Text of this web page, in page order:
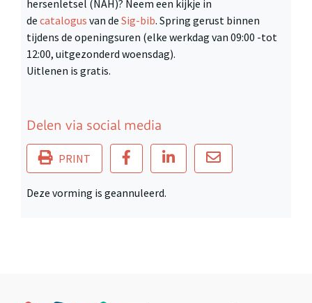
hersenletsel (NAH)? Neem een kijkje in
de catalogus van de Sig-bib. Spring gerust binnen
tijdens de openingsuren (elke werkdag van 09:00 -tot
12:00, uitgezonderd woensdag).
Uitlenen is gratis.
Delen via social media
PRINT
Deze vorming is geannuleerd.